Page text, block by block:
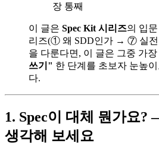
장 통째
이 글은 Spec Kit 시리즈의 입
리즈(① 왜 SDD인가 → ⑦ 실전
을 다룬다면, 이 글은 그중 가
쓰기" 한 단계를 초보자 눈높
다.
1. Spec이 대체 뭔가요
생각해 보세요